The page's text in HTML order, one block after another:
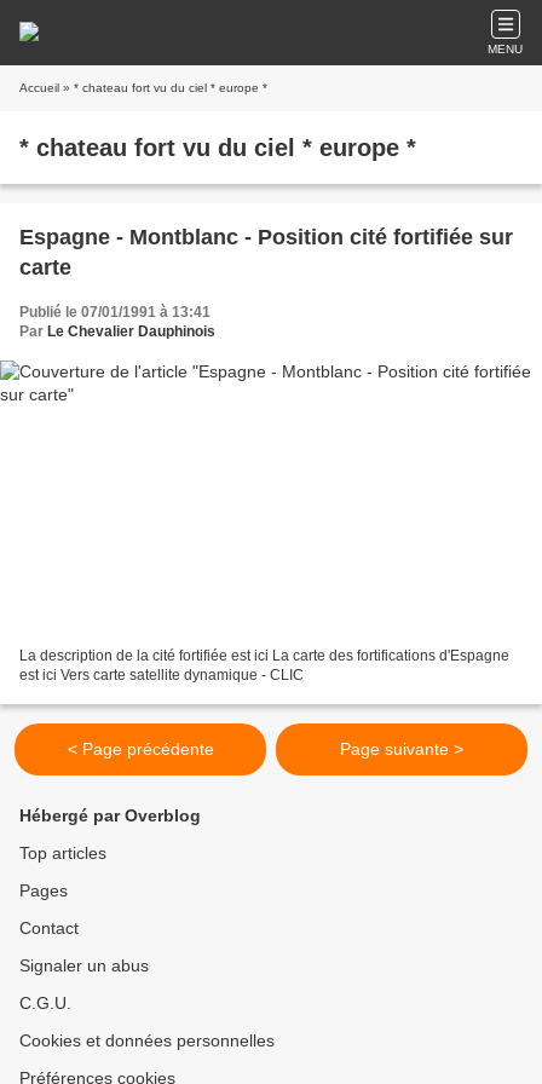
MENU
Accueil » * chateau fort vu du ciel * europe *
* chateau fort vu du ciel * europe *
Espagne - Montblanc - Position cité fortifiée sur
carte
Publié le 07/01/1991 à 13:41
Par Le Chevalier Dauphinois
La description de la cité fortifiée est ici La carte des fortifications d'Espagne
est ici Vers carte satellite dynamique - CLIC
< Page précédente Page suivante >
Hébergé par Overblog
Top articles
Pages
Contact
Signaler un abus
C.G.U.
Cookies et données personnelles
Préférences cookies